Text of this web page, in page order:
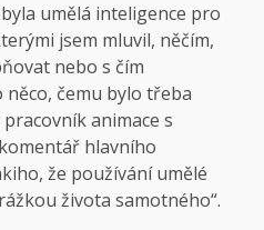
umělá inteligence pro
jsem mluvil, něčím,
nebo s čím
čemu bylo třeba
animace s
hlavního
že používání umělé
života samotného“.